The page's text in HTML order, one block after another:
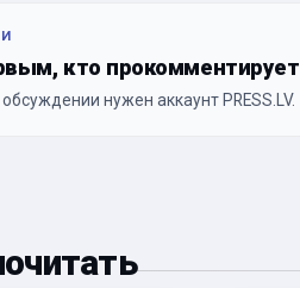
кто прокомментирует
нужен аккаунт PRESS.LV.